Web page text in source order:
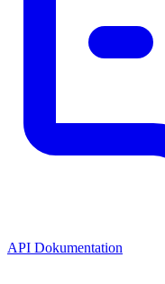
API Dokumentation